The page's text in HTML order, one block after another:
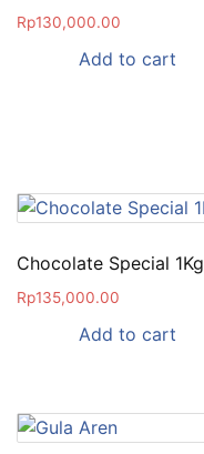
Rp130,000.00
Add to cart
Chocolate Special 1Kg
Rp135,000.00
Add to cart